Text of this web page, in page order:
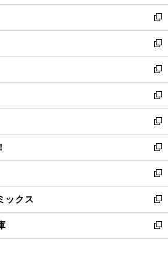
ウ
ィ
ン
ド
ウ
で
開
く
し
い
ウ
ィ
ン
ド
ウ
で
開
く
新
し
い
ウ
ィ
ン
ド
ウ
で
開
く
新
し
い
ウ
ィ
ン
ド
ウ
で
開
く
新
し
い
ウ
ィ
ン
ド
ウ
で
開
く
新
し
い
ウ
ィ
ン
ド
ウ
で
開
く
新
し
い
ウ
ィ
ン
ド
ウ
で
開
新
し
い
ウ
ィ
ン
ド
ウ
新
し
い
ウ
ィ
ン
ックス
新
し
い
ウ
新
し